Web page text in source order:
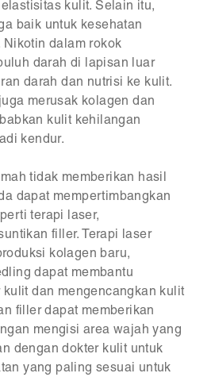
kulit. Selain itu,
baik untuk kesehatan
dalam rokok
darah di lapisan luar
darah dan nutrisi ke kulit.
merusak kolagen dan
kulit kehilangan
kendur.
tidak memberikan hasil
dapat mempertimbangkan
terapi laser,
filler. Terapi laser
kolagen baru,
dapat membantu
kulit dan mengencangkan kulit
filler dapat memberikan
mengisi area wajah yang
dengan dokter kulit untuk
yang paling sesuai untuk